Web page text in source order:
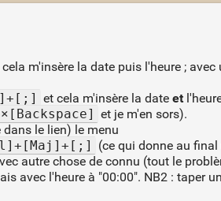
results.
m'insère la date puis l'heure ; avec
et cela m'insère la date et
et je m'en sors).
le lien) le menu
(ce qui donne au final
autre chose de connu (tout le
avec l'heure à "00:00". NB2 : taper